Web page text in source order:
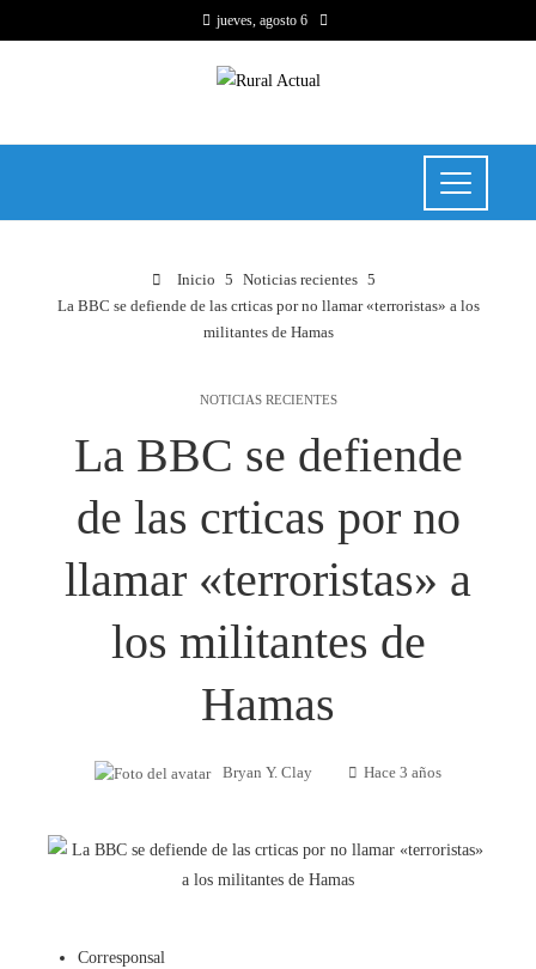
jueves, agosto 6
Inicio
Noticias recientes
La BBC se defiende de las crticas por no llamar «terroristas» a los
militantes de Hamas
NOTICIAS RECIENTES
La BBC se defiende
de las crticas por no
llamar «terroristas» a
los militantes de
Hamas
Bryan Y. Clay Hace 3 años
Corresponsal